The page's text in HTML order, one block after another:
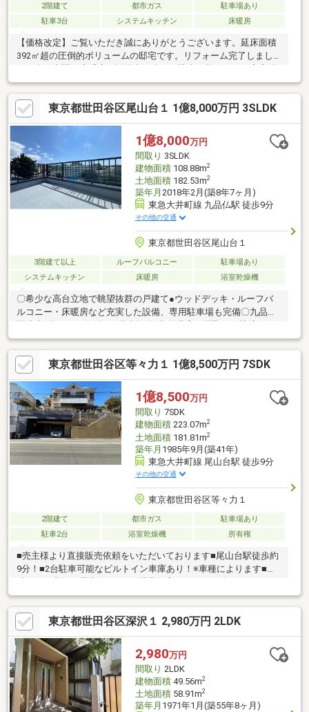
2階建て 都市ガス
駐車場あり
駐車3台
システムキッチン 床暖房
【価格改定】ご覧いただき誠にありがとうございます。延床面積
392㎡超の圧倒的ボリュームの邸宅です。リフォーム完了しまし
ゲストルーム完備ご内見出来ます！(要予約)
東京都世田谷区尾山台１ 1億8,000万円 3SLDK
1億8,000万円
間取り 3SLDK
建物面積108.88m2
土地面積182.53m2
築年月 2018年2月(築8年7ヶ月)
東急大井町線 九品仏駅 徒歩9分
その他の交通
東京都世田谷区尾山台１
3階建て以上 ルーフバルコニー
駐車場あり
システムキッチン
床暖房 浴室乾燥機
〇希少な高台立地で眺望抜群の戸建て●ウッドデッキ・ルーフバ
ルコニー・床暖房など充実した設備、専用駐車場も完備〇九品仏
環境を実現できます
東京都世田谷区等々力１ 1億8,500万円 7SDK
1億8,500万円
間取り 7SDK
建物面積223.07m2
土地面積181.81m2
築年月 1985年9月(築41年)
東急大井町線 尾山台駅 徒歩9分
その他の交通
東京都世田谷区等々力１
2階建て 都市ガス
駐車場あり
駐車2台
浴室乾燥機 所有権
■売主様より直接販売依頼をいただいております■尾山台駅徒歩約
9分！■2台駐車可能なビルトイン車庫あり！※車種によります■見
ます！
東京都世田谷区深沢１ 2,980万円 2LDK
2,980万円
間取り 2LDK
建物面積49.56m2
土地面積58.91m2
築年月 1971年1月(築55年8ヶ月)